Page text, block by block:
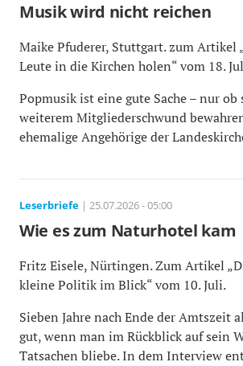
Musik wird nicht reichen
Maike Pfuderer, Stuttgart. zum Artikel
Leute in die Kirchen holen“ vom 18.
Popmusik ist eine gute Sache – nur ob
weiterem Mitgliederschwund
ehemalige Angehörige der
Leserbriefe | 25.07.2026 - 05:00
Wie es zum Naturhotel kam
Fritz Eisele, Nürtingen. Zum Artikel
kleine Politik im Blick“ vom 10. Juli.
Sieben Jahre nach Ende der Amtszeit
gut, wenn man im Rückblick auf sein
Tatsachen bliebe. In dem Interview